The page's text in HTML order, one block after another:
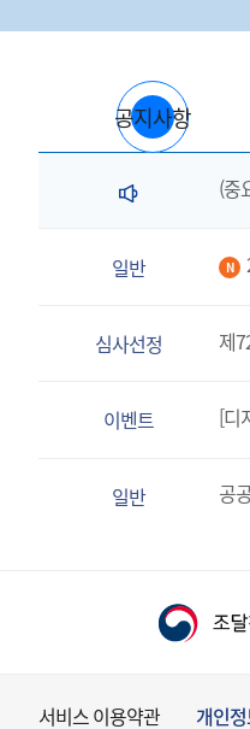
공지사항
(중
일반 N
심사선정 제
이벤트 [디
일반 공
서비스 이용약관 개인